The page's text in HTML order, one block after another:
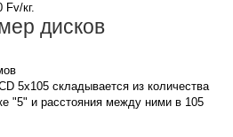
Fv/кг.
дисков
5x105 складывается из количества
"5" и расстояния между ними в 105